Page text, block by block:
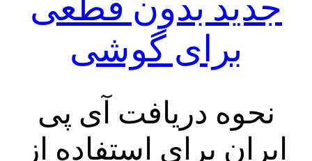
برای گوشی
نحوه دریافت آی پی
ایران برای استفاده از